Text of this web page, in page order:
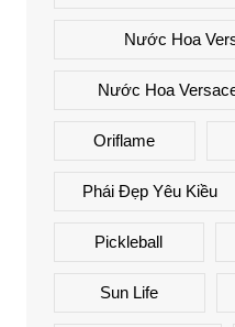
Nước Hoa
Nước Hoa
Oriflame
Phái Đẹp Yêu Kiều
Pickleball
Sun Life